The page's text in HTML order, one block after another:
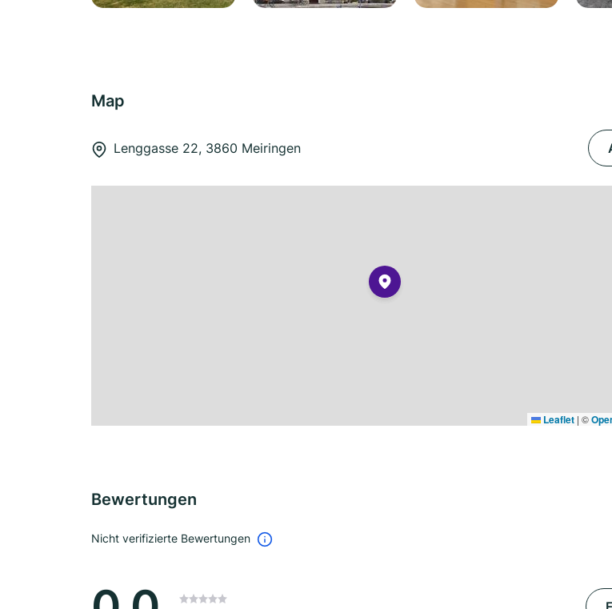
Map
Lenggasse 22, 3860 Meiringen
Leaflet | ©
Bewertungen
Nicht verifizierte Bewertungen